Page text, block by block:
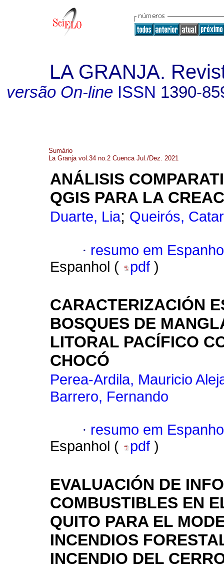
LA GRANJA.
versão On-line ISSN 1390-
Sumário
La Granja vol.34 no.2 Cuenca Jul./Dez. 2021
ANÁLISIS
QGIS PARA LA
Duarte, Lia; Queirós,
· resumo em
Espanhol (
pdf )
CARACTERIZACIÓN
BOSQUES DE
LITORAL PACÍFICO
CHOCÓ
Perea-Ardila, Mauricio
Barrero, Fernando
· resumo em
Espanhol (
pdf )
EVALUACIÓN DE
COMBUSTIBLES EN
QUITO PARA EL
INCENDIOS
INCENDIO DEL